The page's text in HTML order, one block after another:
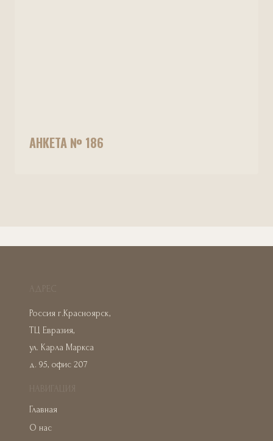
АНКЕТА № 186
Россия г.Красноярск,
ТЦ Евразия,
ул. Карла Маркса
д. 95, офис 207
Главная
О нас